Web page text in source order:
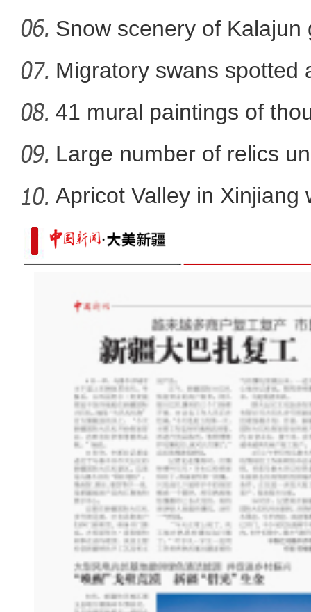
探访新疆大型农贸市场
Snow scenery of Kalajun
Migratory swans spotted
41 mural paintings of
grotto
Large number of relics
Apricot Valley in Xinjiang